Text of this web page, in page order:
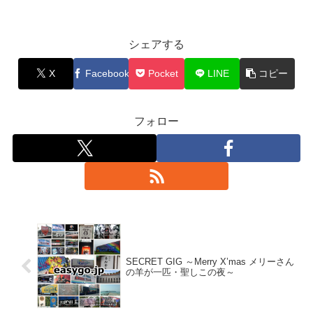
シェアする
X Facebook Pocket LINE コピー
フォロー
SECRET GIG ～Merry X’mas メリーさん
の羊が一匹・聖しこの夜～